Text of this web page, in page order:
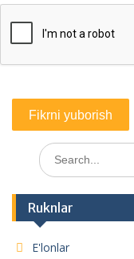
Search
for:
Ruknlar
E'lonlar